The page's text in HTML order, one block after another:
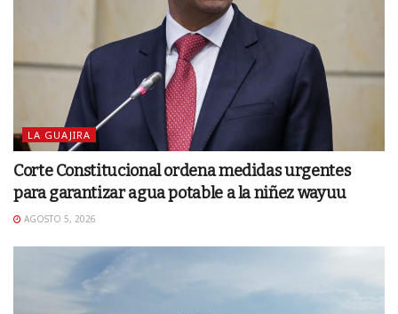
LA GUAJIRA
Corte Constitucional ordena medidas urgentes
para garantizar agua potable a la niñez wayuu
AGOSTO 5, 2026